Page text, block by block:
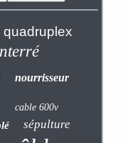
quadruplex
nourrisseur
cable 600v
sépulture